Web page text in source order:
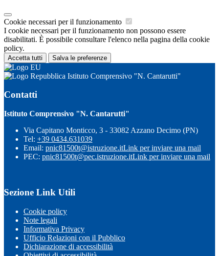
Cookie necessari per il funzionamento
I cookie necessari per il funzionamento non possono essere
disabilitati. È possibile consultare l'elenco nella pagina della cookie
policy.
Accetta tutti Salva le preferenze
Istituto Comprensivo "N. Cantarutti"
Contatti
Istituto Comprensivo "N. Cantarutti"
Via Capitano Monticco, 3 - 33082 Azzano Decimo (PN)
Tel: +39 0434.631039
Email: pnic81500t@istruzione.itLink per inviare una mail
PEC: pnic81500t@pec.istruzione.itLink per inviare una mail
Sezione Link Utili
Cookie policy
Note legali
Informativa Privacy
Ufficio Relazioni con il Pubblico
Dichiarazione di accessibilità